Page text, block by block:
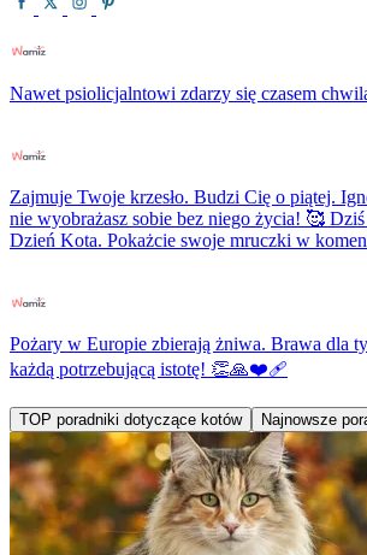
Nawet psiolicjalntowi zdarzy się czasem
Zajmuje Twoje krzesło. Budzi Cię o piątej.
nie wyobrażasz sobie bez niego życia! 🥰
Dzień Kota. Pokażcie swoje mruczki w
Pożary w Europie zbierają żniwa. Brawa dla
każdą potrzebującą istotę! 👏🙏❤️‍🩹
TOP poradniki dotyczące kotów Najnowsze